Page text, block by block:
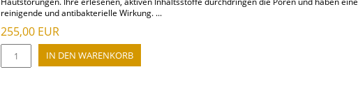
reinigende und antibakterielle Wirkung. ...
255,00 EUR